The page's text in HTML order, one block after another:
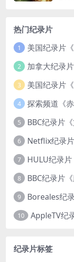
热门纪录片
1
2
3
4
5
6
7
8
9
10
纪录片标签